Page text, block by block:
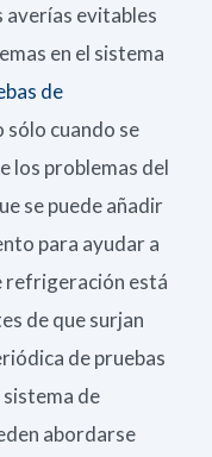
averías evitables
en el sistema
de
cuando se
los problemas del
se puede añadir
para ayudar a
refrigeración está
de que surjan
de pruebas
de
abordarse